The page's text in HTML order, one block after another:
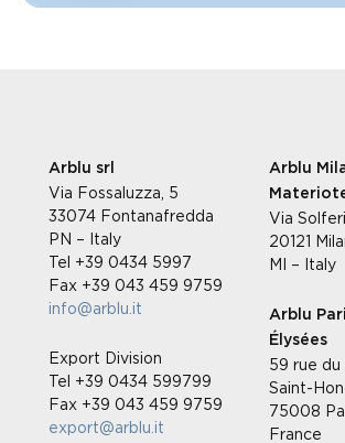
Arblu srl
Via Fossaluzza, 5
33074 Fontanafredda
PN – Italy
Tel +39 0434 5997
Fax +39 043 459 9759
info@arblu.it
Export Division
Tel +39 0434 599799
Fax +39 043 459 9759
export@arblu.it
Arblu
Via
20121
MI – Italy
Arblu
Élysées
59 rue du
Saint-
75008
France